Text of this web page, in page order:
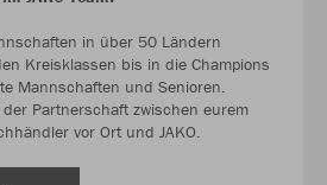
in über 50 Ländern
Kreisklassen bis in die Champions
Mannschaften und Senioren.
Partnerschaft zwischen eurem
vor Ort und JAKO.